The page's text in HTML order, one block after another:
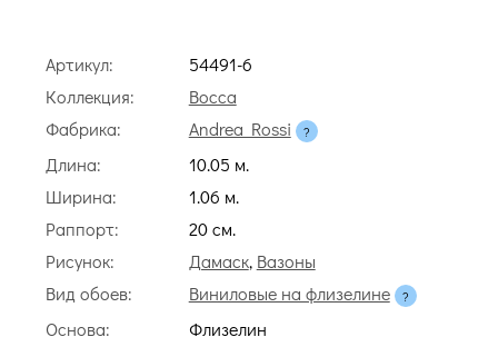
Артикул:
54491-6
Коллекция:
Bocca
Фабрика:
Andrea Rossi
Длина:
10.05 м.
Ширина:
1.06 м.
Раппорт:
20 cм.
Рисунок:
Дамаск, Вазоны
Вид обоев:
Виниловые на флизелине
Основа:
Флизелин